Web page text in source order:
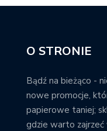
O STRONIE
Bądź na bieżąco -
nowe promocje,
papierowe taniej;
gdzie warto zajrzeć